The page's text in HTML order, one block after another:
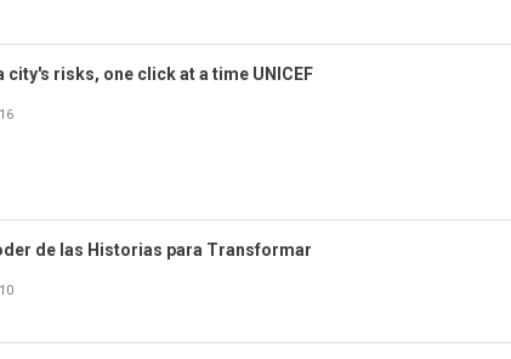
city's risks, one click at a time UNICEF
de las Historias para Transformar